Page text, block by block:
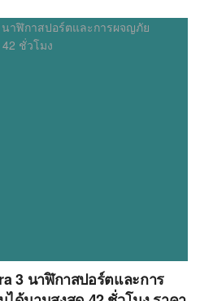
3 นาฬิกาสปอร์ตและการ